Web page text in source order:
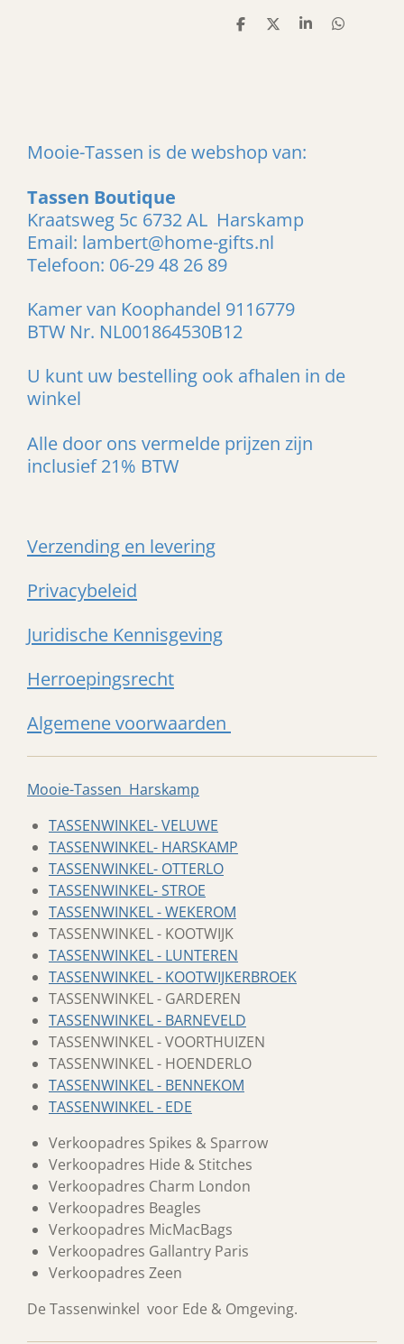
D
D
S
D
Mooie-Tassen is de webshop van:
Tassen Boutique
Kraatsweg 5c 6732 AL Harskamp
Email: lambert@home-gifts.nl
Telefoon: 06-29 48 26 89
Kamer van Koophandel 9116779
BTW Nr. NL001864530B12
U kunt uw bestelling ook afhalen in de
winkel
Alle door ons vermelde prijzen zijn
inclusief 21% BTW
Verzending en levering
Privacybeleid
Juridische Kennisgeving
Herroepingsrecht
Algemene voorwaarden
Mooie-Tassen Harskamp
TASSENWINKEL- VELUWE
TASSENWINKEL- HARSKAMP
TASSENWINKEL- OTTERLO
TASSENWINKEL- STROE
TASSENWINKEL - WEKEROM
TASSENWINKEL - KOOTWIJK
TASSENWINKEL - LUNTEREN
TASSENWINKEL - KOOTWIJKERBROEK
TASSENWINKEL - GARDEREN
TASSENWINKEL - BARNEVELD
TASSENWINKEL - VOORTHUIZEN
TASSENWINKEL - HOENDERLO
TASSENWINKEL - BENNEKOM
TASSENWINKEL - EDE
Verkoopadres Spikes & Sparrow
Verkoopadres Hide & Stitches
Verkoopadres Charm London
Verkoopadres Beagles
Verkoopadres MicMacBags
Verkoopadres Gallantry Paris
Verkoopadres Zeen
De Tassenwinkel voor Ede & Omgeving.